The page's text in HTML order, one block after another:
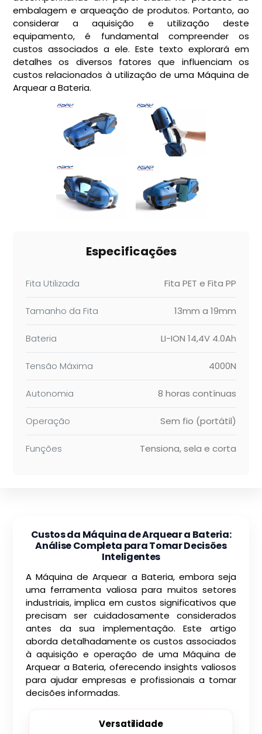
embalagem e arqueação de produtos. Portanto, ao
considerar a aquisição e utilização deste
equipamento, é fundamental compreender os
custos associados a ele. Este texto explorará em
detalhes os diversos fatores que influenciam os
custos relacionados à utilização de uma Máquina de
Arquear a Bateria.
Especificações
Fita Utilizada Fita PET e Fita PP
Tamanho da Fita 13mm a 19mm
Bateria LI-ION 14,4V 4.0Ah
Tensão Máxima 4000N
Autonomia 8 horas contínuas
Operação Sem fio (portátil)
Funções Tensiona, sela e corta
Custos da Máquina de Arquear a Bateria:
Análise Completa para Tomar Decisões
Inteligentes
A Máquina de Arquear a Bateria, embora seja
uma ferramenta valiosa para muitos setores
industriais, implica em custos significativos que
precisam ser cuidadosamente considerados
antes da sua implementação. Este artigo
aborda detalhadamente os custos associados
à aquisição e operação de uma Máquina de
Arquear a Bateria, oferecendo insights valiosos
para ajudar empresas e profissionais a tomar
decisões informadas.
Versatilidade